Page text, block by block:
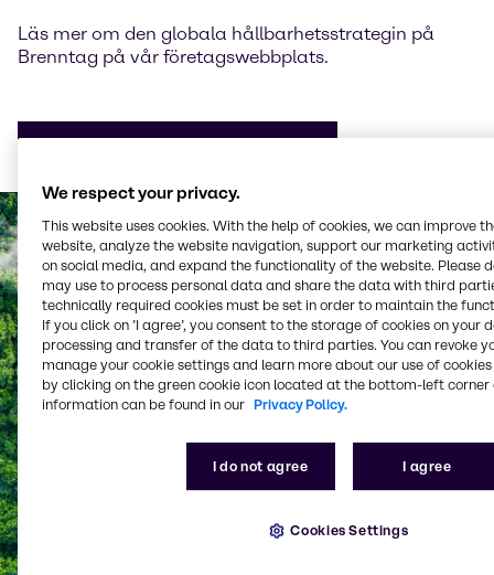
Läs mer om den globala hållbarhetsstrategin på
Brenntag på vår företagswebbplats.
Läs mer på vår webbplats för företag
We respect your privacy.
This website uses cookies. With the help of cookies, we can improve
website, analyze the website navigation, support our marketing
on social media, and expand the functionality of the website. Please
may use to process personal data and share the data with third
technically required cookies must be set in order to maintain the
If you click on ’I agree’, you consent to the storage of cookies on your
processing and transfer of the data to third parties. You can revoke
manage your cookie settings and learn more about our use of cookies
by clicking on the green cookie icon located at the bottom-left corner
information can be found in our Privacy Policy.
I do not agree I agree
Cookies Settings